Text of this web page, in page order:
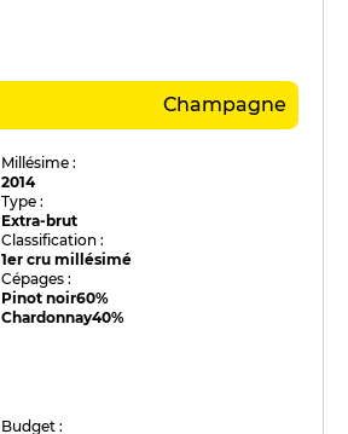
Champagne
Millésime :
2014
Type :
Extra-brut
Classification :
1er cru millésimé
Cépages :
Pinot noir60%
Chardonnay40%
Budget :